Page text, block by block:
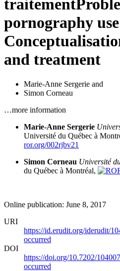
traitement
pornography
and treatment
Marie-Anne Sergerie and
Simon Corneau
…more information
Marie-Anne Sergerie
Université du Québec à
ror.org/002rjbv21
Simon Corneau Université
du Québec à Montréal,
Online publication: June 8, 2017
URI
https://id.erudit.org/iderudit/
occurred
DOI
https://doi.org/10.7202/
occurred